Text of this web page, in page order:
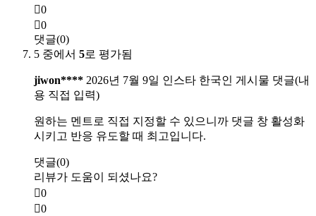
0
0
댓글(0)
5 중에서 5로 평가됨
jiwon**** 2026년 7월 9일 인스타 한국인 게시물 댓글(내
용 직접 입력)
원하는 멘트로 직접 지정할 수 있으니까 댓글 창 활성화
시키고 반응 유도할 때 최고입니다.
댓글(0)
리뷰가 도움이 되셨나요?
0
0